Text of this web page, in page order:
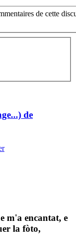
de cette
de
m'a encantat, e
la fòto,